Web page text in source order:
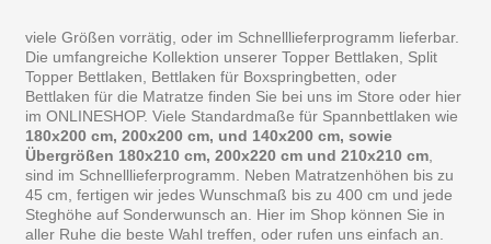
viele Größen vorrätig, oder im Schnelllieferprogramm lieferbar.
Die umfangreiche Kollektion unserer Topper Bettlaken, Split
Topper Bettlaken, Bettlaken für Boxspringbetten, oder
Bettlaken für die Matratze finden Sie bei uns im Store oder hier
im ONLINESHOP. Viele Standardmaße für Spannbettlaken wie
180x200 cm, 200x200 cm, und 140x200 cm, sowie
Übergrößen 180x210 cm, 200x220 cm und 210x210 cm
sind im Schnelllieferprogramm. Neben Matratzenhöhen bis zu
45 cm, fertigen wir jedes Wunschmaß bis zu 400 cm und jede
Steghöhe auf Sonderwunsch an. Hier im Shop können Sie in
aller Ruhe die beste Wahl treffen, oder rufen uns einfach an.